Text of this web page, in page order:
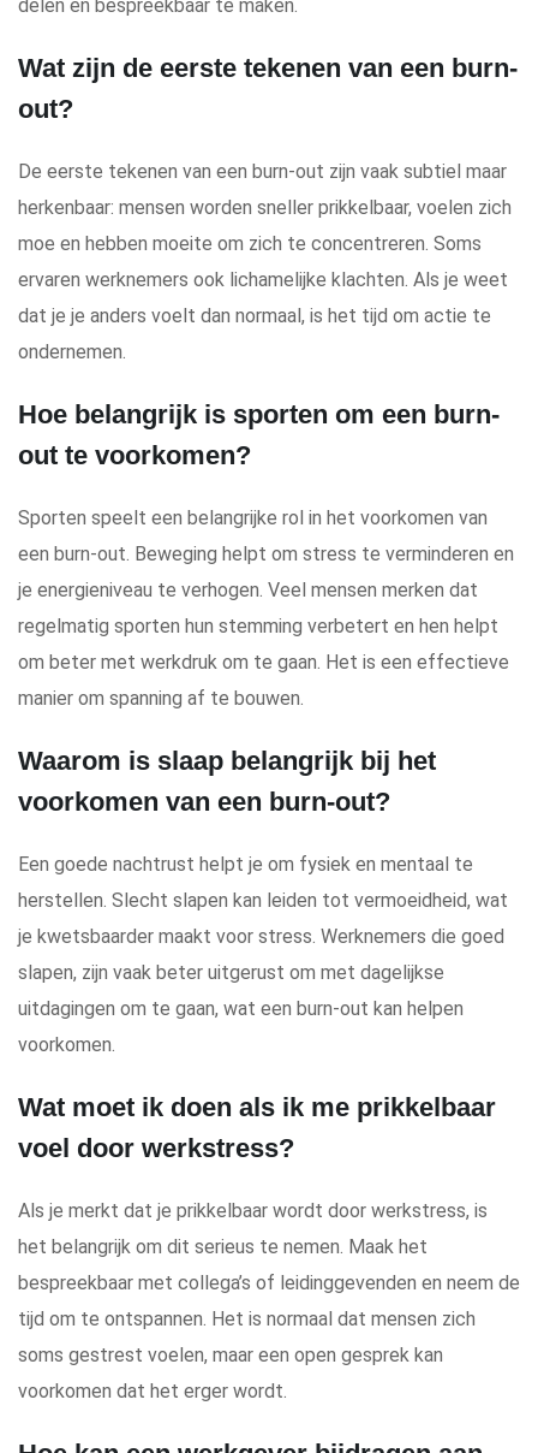
delen en bespreekbaar te maken.
Wat zijn de eerste tekenen van een burn-
out?
De eerste tekenen van een burn-out zijn vaak subtiel maar
herkenbaar: mensen worden sneller prikkelbaar, voelen zich
moe en hebben moeite om zich te concentreren. Soms
ervaren werknemers ook lichamelijke klachten. Als je weet
dat je je anders voelt dan normaal, is het tijd om actie te
ondernemen.
Hoe belangrijk is sporten om een burn-
out te voorkomen?
Sporten speelt een belangrijke rol in het voorkomen van
een burn-out. Beweging helpt om stress te verminderen en
je energieniveau te verhogen. Veel mensen merken dat
regelmatig sporten hun stemming verbetert en hen helpt
om beter met werkdruk om te gaan. Het is een effectieve
manier om spanning af te bouwen.
Waarom is slaap belangrijk bij het
voorkomen van een burn-out?
Een goede nachtrust helpt je om fysiek en mentaal te
herstellen. Slecht slapen kan leiden tot vermoeidheid, wat
je kwetsbaarder maakt voor stress. Werknemers die goed
slapen, zijn vaak beter uitgerust om met dagelijkse
uitdagingen om te gaan, wat een burn-out kan helpen
voorkomen.
Wat moet ik doen als ik me prikkelbaar
voel door werkstress?
Als je merkt dat je prikkelbaar wordt door werkstress, is
het belangrijk om dit serieus te nemen. Maak het
bespreekbaar met collega’s of leidinggevenden en neem de
tijd om te ontspannen. Het is normaal dat mensen zich
soms gestrest voelen, maar een open gesprek kan
voorkomen dat het erger wordt.